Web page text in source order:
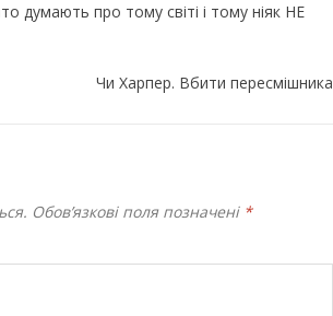
думають про тому світі і тому ніяк НЕ
Чи Харпер. Вбити пересмішника
Обов’язкові поля позначені *